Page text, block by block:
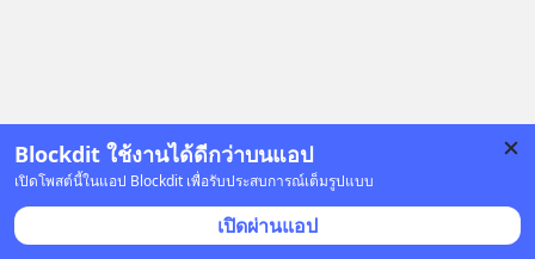
Blockdit ใช้งานได้ดีกว่าบนแอป
เปิดโพสต์นี้ในแอป Blockdit เพื่อรับประสบการณ์เต็มรูปแบบ
เปิดผ่านแอป